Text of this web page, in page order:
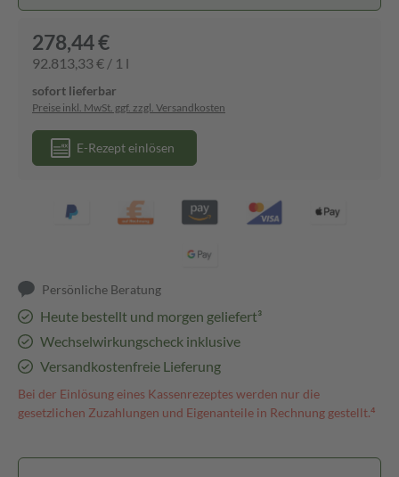
278,44 €
92.813,33 € / 1 l
sofort lieferbar
Preise inkl. MwSt. ggf. zzgl. Versandkosten
E-Rezept einlösen
Persönliche Beratung
Heute bestellt und morgen geliefert³
Wechselwirkungscheck inklusive
Versandkostenfreie Lieferung
Bei der Einlösung eines Kassenrezeptes werden nur die
gesetzlichen Zuzahlungen und Eigenanteile in Rechnung gestellt.⁴